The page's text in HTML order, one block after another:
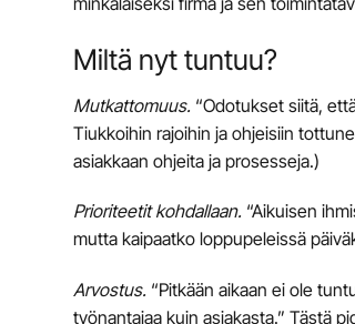
Miltä nyt tuntuu?
Mutkattomuus. “Odotukset siitä,
Tiukkoihin rajoihin ja ohjeisiin
asiakkaan ohjeita ja prosesseja.)
Prioriteetit kohdallaan. “Aikuisen
mutta kaipaatko loppupeleissä
Arvostus. “Pitkään aikaan ei ole
työnantajaa kuin asiakasta.” Tästä